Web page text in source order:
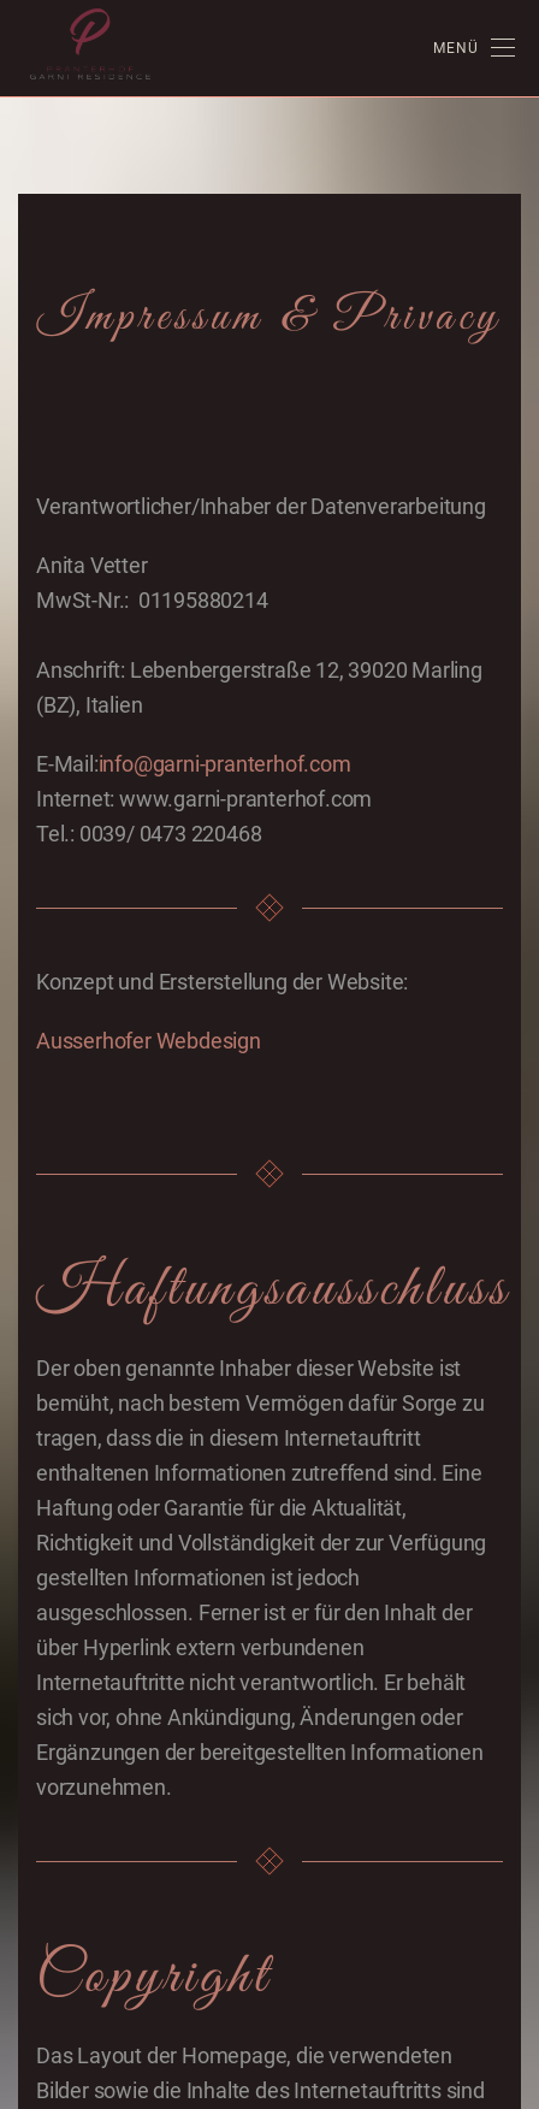
MENÜ
Impressum & Privacy
Verantwortlicher/Inhaber der Datenverarbeitung
Anita Vetter
MwSt-Nr.: 01195880214
Anschrift: Lebenbergerstraße 12, 39020 Marling
(BZ), Italien
E-Mail:info@garni-pranterhof.com
Internet: www.garni-pranterhof.com
Tel.: 0039/ 0473 220468
Konzept und Ersterstellung der Website:
Ausserhofer Webdesign
Haftungsausschluss
Der oben genannte Inhaber dieser Website ist
bemüht, nach bestem Vermögen dafür Sorge zu
tragen, dass die in diesem Internetauftritt
enthaltenen Informationen zutreffend sind. Eine
Haftung oder Garantie für die Aktualität,
Richtigkeit und Vollständigkeit der zur Verfügung
gestellten Informationen ist jedoch
ausgeschlossen. Ferner ist er für den Inhalt der
über Hyperlink extern verbundenen
Internetauftritte nicht verantwortlich. Er behält
sich vor, ohne Ankündigung, Änderungen oder
Ergänzungen der bereitgestellten Informationen
vorzunehmen.
Copyright
Das Layout der Homepage, die verwendeten
Bilder sowie die Inhalte des Internetauftritts sind